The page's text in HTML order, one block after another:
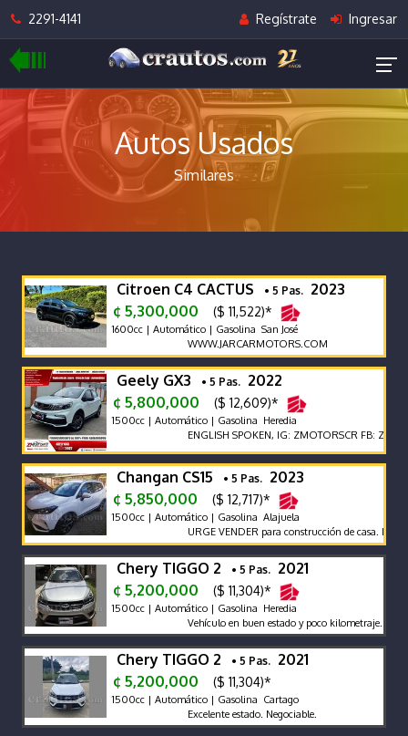
2291-4141 Regístrate Ingresar
Autos Usados
Similares
Citroen C4 CACTUS • 5 Pas. 2023
¢ 5,300,000
($ 11,522)*
1600cc | Automático | Gasolina San José
WWW.JARCARMOTORS.COM
Geely GX3 • 5 Pas. 2022
¢ 5,800,000
($ 12,609)*
1500cc | Automático | Gasolina Heredia
ENGLISH SPOKEN, IG: ZMOTORSCR FB: Z
Changan CS15 • 5 Pas. 2023
¢ 5,850,000
($ 12,717)*
1500cc | Automático | Gasolina Alajuela
URGE VENDER para construcción de casa.
Chery TIGGO 2 • 5 Pas. 2021
¢ 5,200,000
($ 11,304)*
1500cc | Automático | Gasolina Heredia
Vehículo en buen estado y poco kilometraje. Precio
Chery TIGGO 2 • 5 Pas. 2021
¢ 5,200,000
($ 11,304)*
1500cc | Automático | Gasolina Cartago
Excelente estado. Negociable.